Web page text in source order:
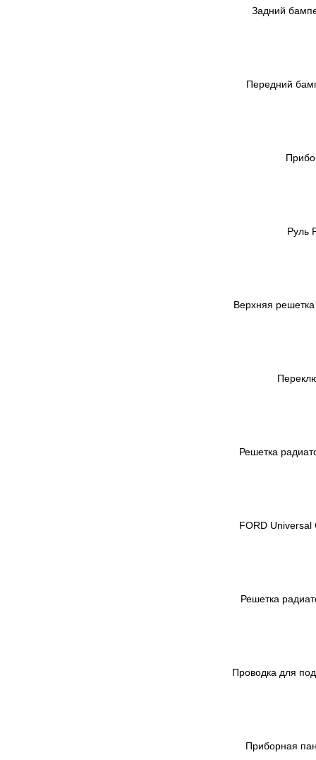
Задний
Передний
Руль
Верхняя
Решетка
FORD Universal
Решетка
Проводка для
Приборная